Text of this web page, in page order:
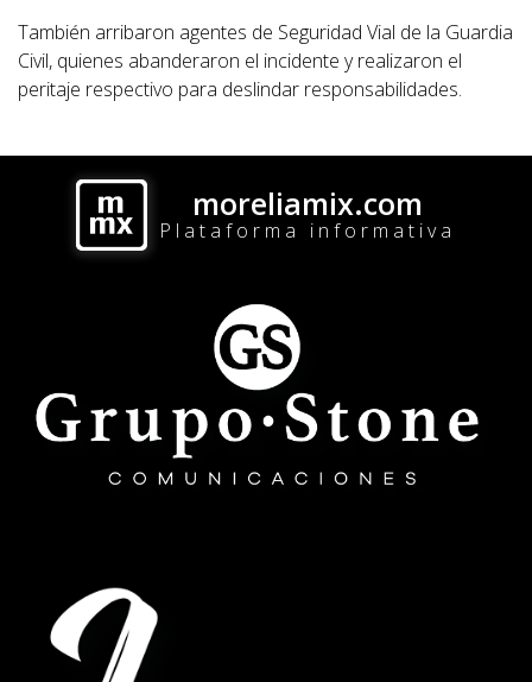
También arribaron agentes de Seguridad Vial de la Guardia
Civil, quienes abanderaron el incidente y realizaron el
peritaje respectivo para deslindar responsabilidades.
moreliamix.com
Plataforma informativa